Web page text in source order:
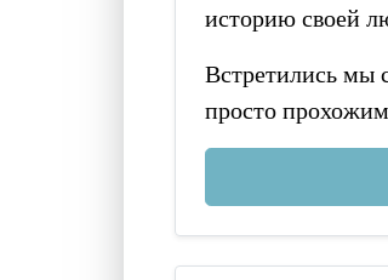
историю своей
Встретились мы
просто